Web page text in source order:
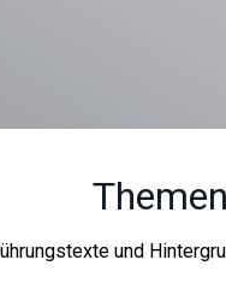
Themen
und